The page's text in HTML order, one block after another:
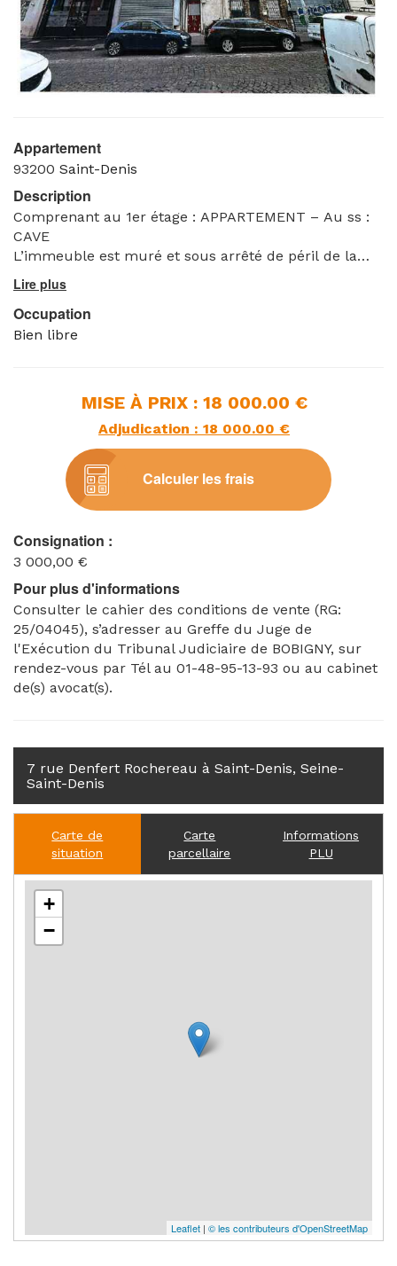
Appartement
93200 Saint-Denis
Description
Comprenant au 1er étage : APPARTEMENT – Au ss :
CAVE
L’immeuble est muré et sous arrêté de péril de la
Mairie en date du 01.10.2019.
Occupation
Bien libre
MISE À PRIX : 18 000.00 €
Adjudication : 18 000.00 €
Calculer les frais
Consignation :
3 000,00 €
Pour plus d'informations
Consulter le cahier des conditions de vente (RG:
25/04045), s’adresser au Greffe du Juge de
l'Exécution du Tribunal Judiciaire de BOBIGNY, sur
rendez-vous par Tél au 01-48-95-13-93 ou au cabinet
de(s) avocat(s).
7 rue Denfert Rochereau à Saint-Denis, Seine-
Saint-Denis
Carte de
situation
Carte
parcellaire
Informations
PLU
+
−
Leaflet | © les contributeurs d'OpenStreetMap